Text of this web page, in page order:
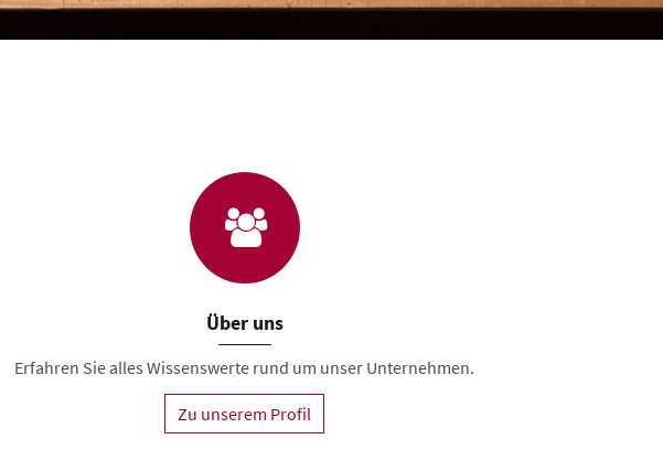
Über uns
Erfahren Sie alles Wissenswerte rund um unser Unternehmen.
Zu unserem Profil